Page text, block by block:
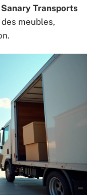
Transports
meubles,